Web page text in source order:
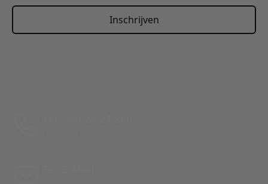
Inschrijven